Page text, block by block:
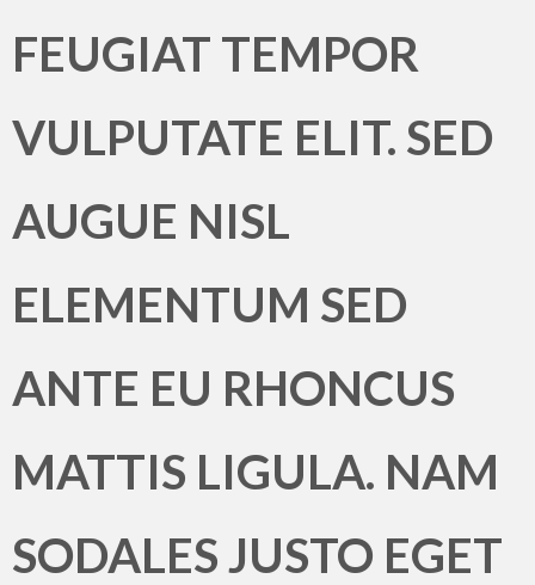
FEUGIAT TEMPOR
VULPUTATE ELIT. SED
AUGUE NISL
ELEMENTUM SED
ANTE EU RHONCUS
MATTIS LIGULA. NAM
SODALES JUSTO EGET